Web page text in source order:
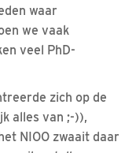
waar
we vaak
veel PhD-
zich op de
alles van ;-)),
NIOO zwaait daar